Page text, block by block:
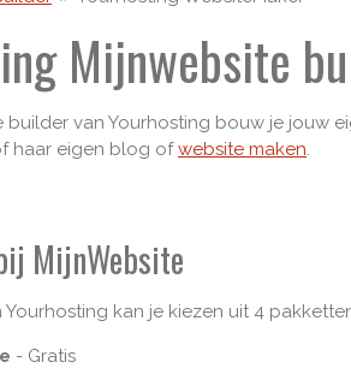
Mijnwebsite
builder van Yourhosting bouw je jouw
haar eigen blog ofwebsite maken
MijnWebsite
Yourhosting kan je kiezen uit 4
- Gratis